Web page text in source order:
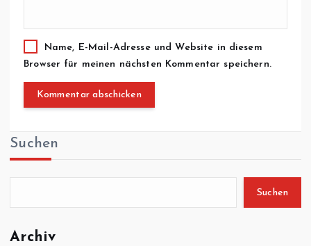
Name, E-Mail-Adresse und Website in diesem
Browser für meinen nächsten Kommentar speichern.
Suchen
Suchen
Archiv